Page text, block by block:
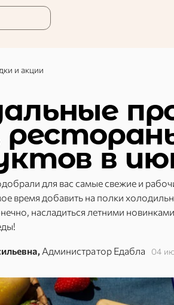
и акции
в
для вас самые свежие и
время добавить на полки
насладиться летними
Администратор Едабла 04